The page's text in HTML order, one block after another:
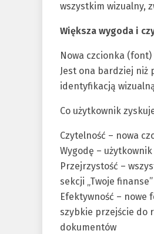
wszystkim wizualny,
Większa wygoda i
Nowa czcionka
Jest ona bardziej niż
identyfikacją
Co użytkownik
Czytelność – nowa
Wygodę –
Przejrzystość –
sekcji „Twoje finanse”
Efektywność – nowe
szybkie przejście do
dokumentów